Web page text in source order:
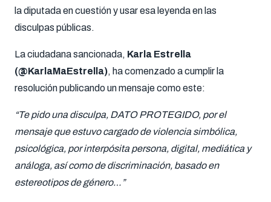
la diputada en cuestión y usar esa leyenda en las
disculpas públicas.
La ciudadana sancionada, Karla Estrella
(@KarlaMaEstrella), ha comenzado a cumplir la
resolución publicando un mensaje como este:
“Te pido una disculpa, DATO PROTEGIDO, por el
mensaje que estuvo cargado de violencia simbólica,
psicológica, por interpósita persona, digital, mediática y
análoga, así como de discriminación, basado en
estereotipos de género…”